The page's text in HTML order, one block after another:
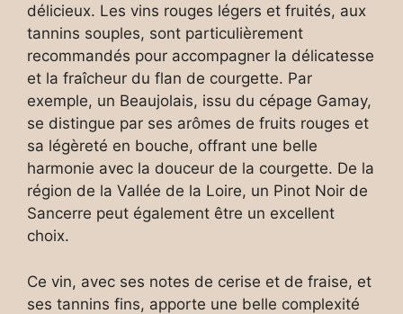
délicieux. Les vins rouges légers et fruités, aux
tannins souples, sont particulièrement
recommandés pour accompagner la délicatesse
et la fraîcheur du flan de courgette. Par
exemple, un Beaujolais, issu du cépage Gamay,
se distingue par ses arômes de fruits rouges et
sa légèreté en bouche, offrant une belle
harmonie avec la douceur de la courgette. De la
région de la Vallée de la Loire, un Pinot Noir de
Sancerre peut également être un excellent
choix.
Ce vin, avec ses notes de cerise et de fraise, et
ses tannins fins, apporte une belle complexité